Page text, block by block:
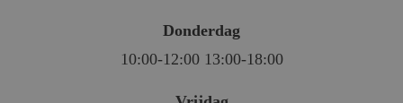
Donderdag
10:00-12:00 13:00-18:00